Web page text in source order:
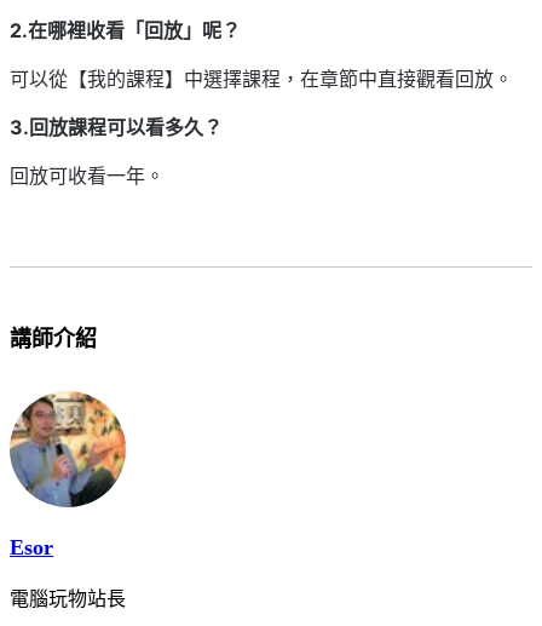
2.在哪裡收看「回放」呢？
可以從【我的課程】中選擇課程，在章節中直接觀看回放。
3.回放課程可以看多久？
回放可收看一年。
講師介紹
Esor
電腦玩物站長